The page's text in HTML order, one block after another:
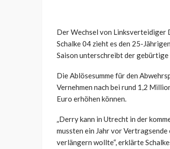
Der Wechsel von Linksverteidiger
Schalke 04 zieht es den 25-
Saison unterschreibt der
Die Ablösesumme für den
Vernehmen nach bei rund 1,2
Euro erhöhen können.
„Derry kann in Utrecht in der
mussten ein Jahr vor
verlängern wollte“, erklärte